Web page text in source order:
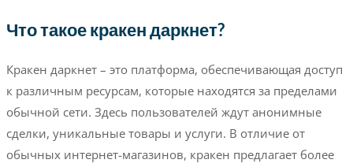
Что такое кракен даркнет?
Кракен даркнет – это платформа, обеспечивающая доступ
к различным ресурсам, которые находятся за пределами
обычной сети. Здесь пользователей ждут анонимные
сделки, уникальные товары и услуги. В отличие от
обычных интернет-магазинов, кракен предлагает более